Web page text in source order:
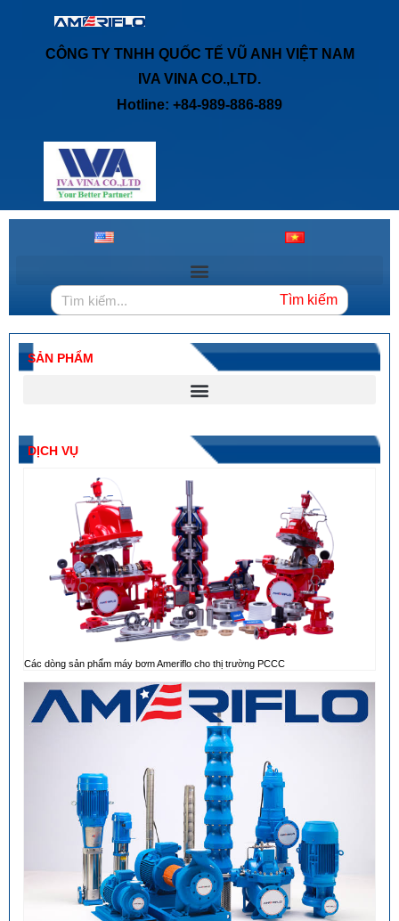
CÔNG TY TNHH QUỐC TẾ VŨ ANH VIỆT NAM
IVA VINA CO.,LTD.
Hotline: +84-989-886-889
Tìm kiếm
SẢN PHẨM
DỊCH VỤ
Các dòng sản phẩm máy bơm Ameriflo cho thị trường PCCC